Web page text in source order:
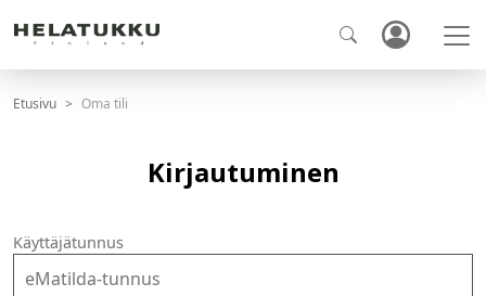
Etusivu Oma tili
Kirjautuminen
Käyttäjätunnus